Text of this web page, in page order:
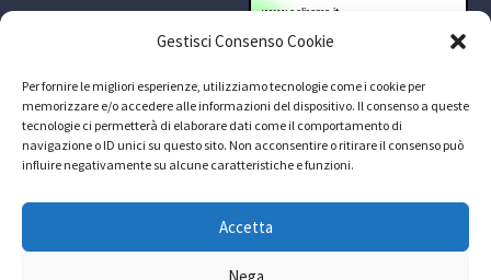
Gestisci Consenso Cookie
Per fornire le migliori esperienze, utilizziamo tecnologie come i cookie per
memorizzare e/o accedere alle informazioni del dispositivo. Il consenso a queste
tecnologie ci permetterà di elaborare dati come il comportamento di
navigazione o ID unici su questo sito. Non acconsentire o ritirare il consenso può
influire negativamente su alcune caratteristiche e funzioni.
Accetta
Nega